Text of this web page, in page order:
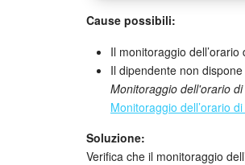
Cause possibili:
Il monitoraggio
Il dipendente non
Monitoraggio dell'orario
Monitoraggio dell’orario
Soluzione:
Verifica che il monitoraggio